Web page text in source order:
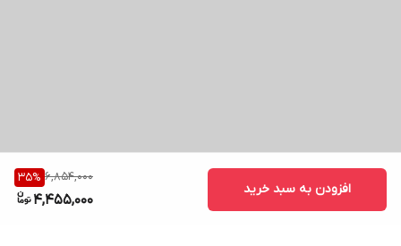
6,854,000
35%
4,455,000
افزودن به سبد خرید